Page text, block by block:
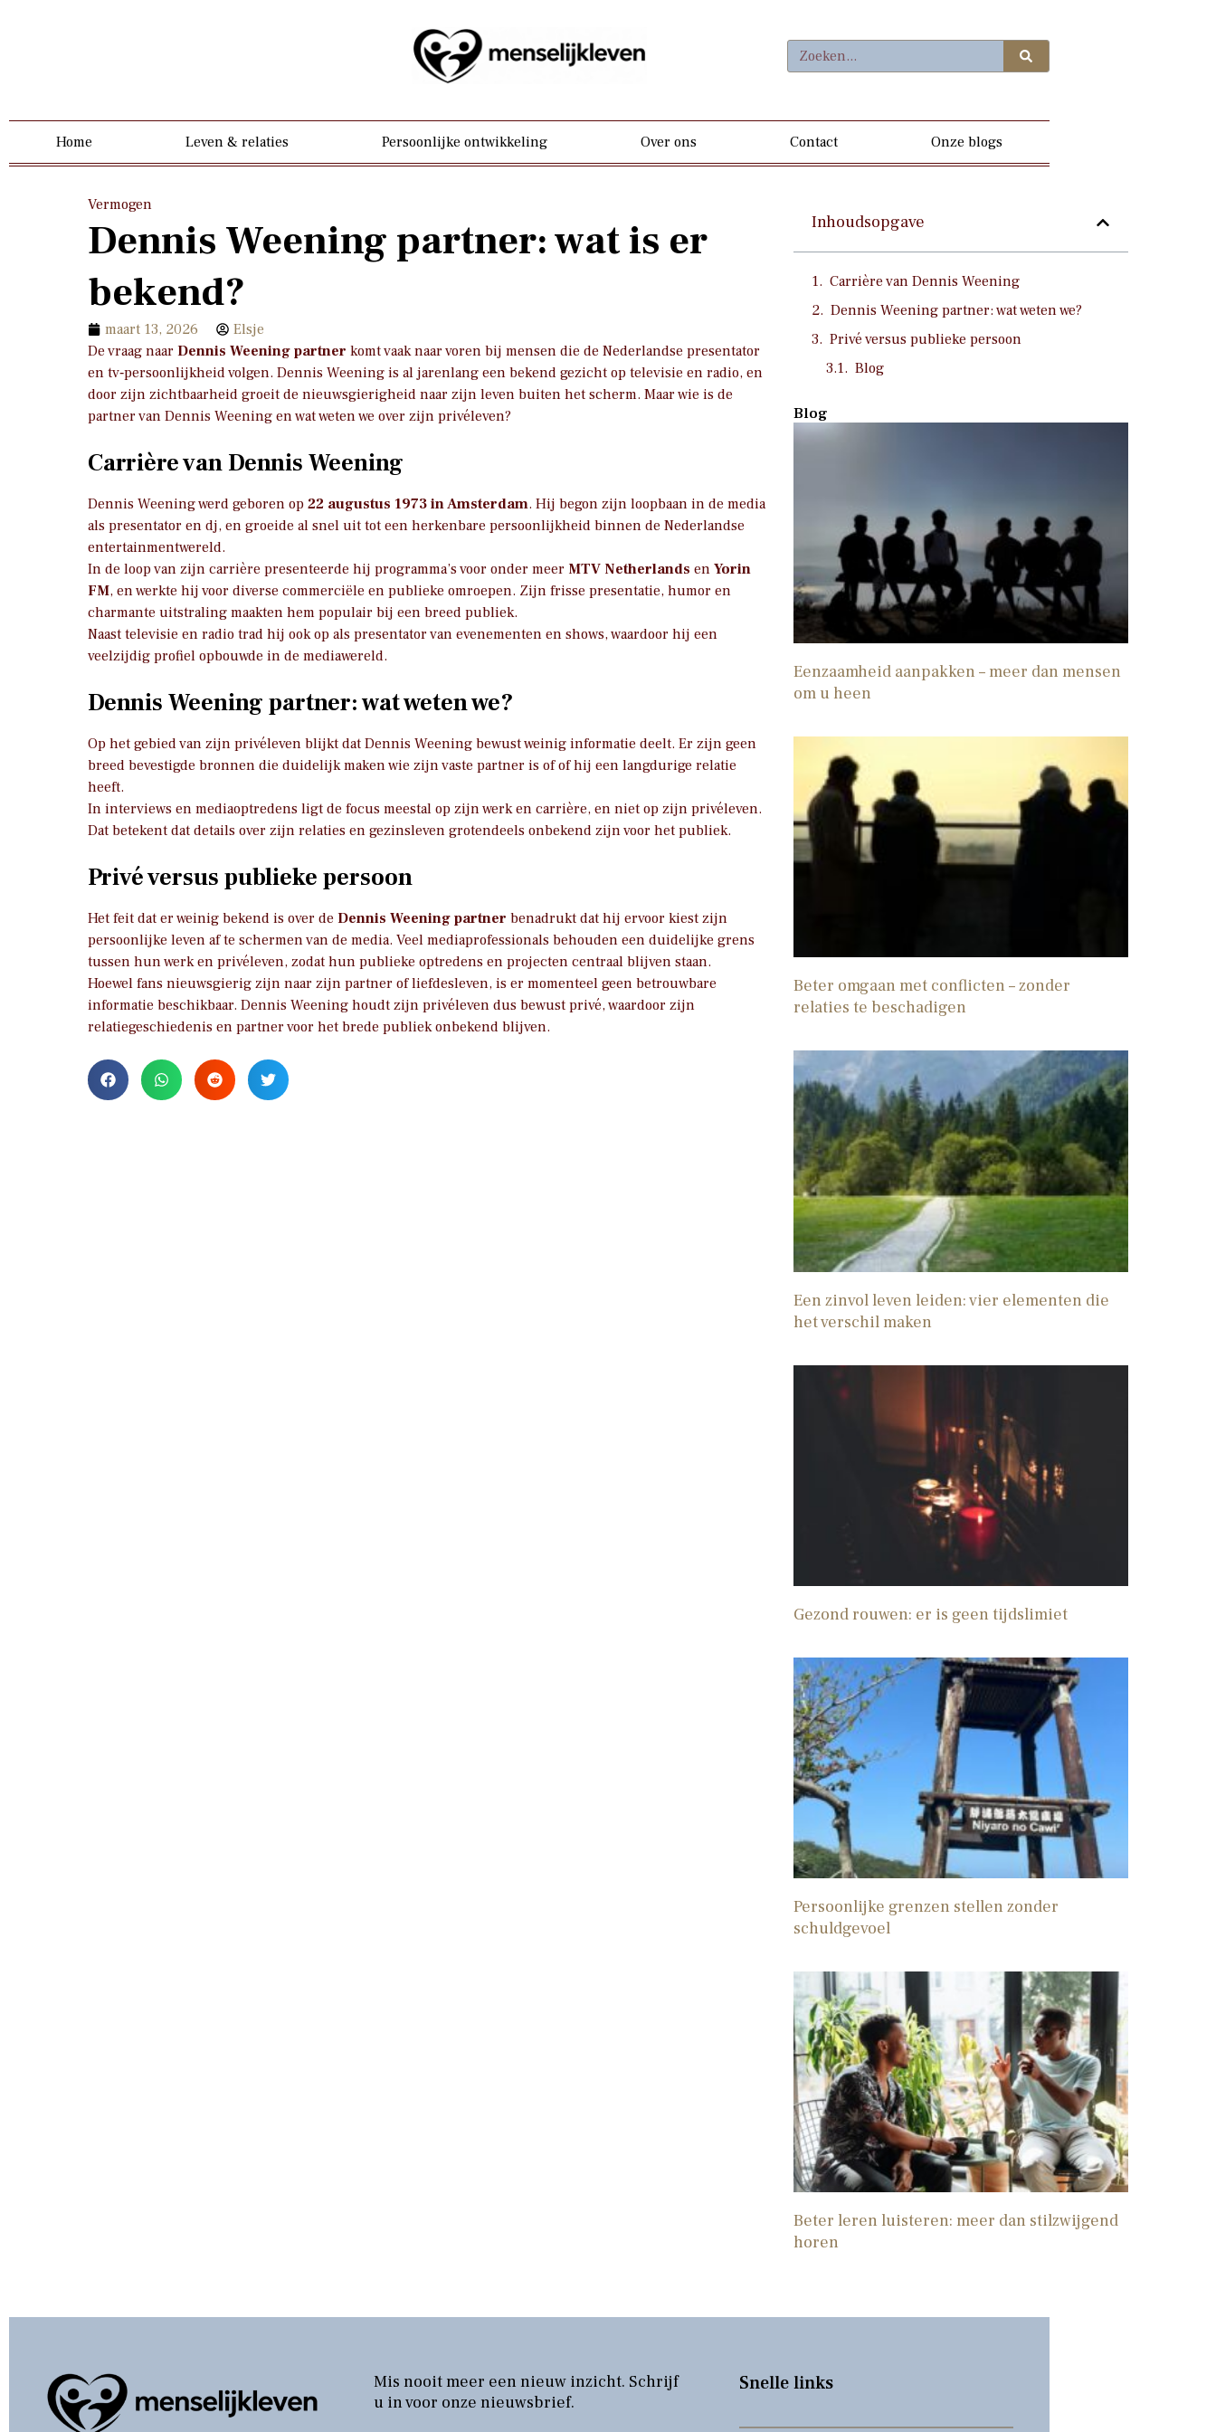
Home Leven & relaties Persoonlijke ontwikkeling Over ons Contact Onze blogs
Vermogen
Dennis Weening partner: wat is er
bekend?
maart 13, 2026
Elsje
De vraag naar Dennis Weening partner komt vaak naar voren bij mensen die de Nederlandse presentator
en tv‑persoonlijkheid volgen. Dennis Weening is al jarenlang een bekend gezicht op televisie en radio, en
door zijn zichtbaarheid groeit de nieuwsgierigheid naar zijn leven buiten het scherm. Maar wie is de
partner van Dennis Weening en wat weten we over zijn privéleven?
Carrière van Dennis Weening
Dennis Weening werd geboren op 22 augustus 1973 in Amsterdam. Hij begon zijn loopbaan in de media
als presentator en dj, en groeide al snel uit tot een herkenbare persoonlijkheid binnen de Nederlandse
entertainmentwereld.
In de loop van zijn carrière presenteerde hij programma’s voor onder meer MTV Netherlands en Yorin
FM, en werkte hij voor diverse commerciële en publieke omroepen. Zijn frisse presentatie, humor en
charmante uitstraling maakten hem populair bij een breed publiek.
Naast televisie en radio trad hij ook op als presentator van evenementen en shows, waardoor hij een
veelzijdig profiel opbouwde in de mediawereld.
Dennis Weening partner: wat weten we?
Op het gebied van zijn privéleven blijkt dat Dennis Weening bewust weinig informatie deelt. Er zijn geen
breed bevestigde bronnen die duidelijk maken wie zijn vaste partner is of of hij een langdurige relatie
heeft.
In interviews en mediaoptredens ligt de focus meestal op zijn werk en carrière, en niet op zijn privéleven.
Dat betekent dat details over zijn relaties en gezinsleven grotendeels onbekend zijn voor het publiek.
Privé versus publieke persoon
Het feit dat er weinig bekend is over de Dennis Weening partner benadrukt dat hij ervoor kiest zijn
persoonlijke leven af te schermen van de media. Veel mediaprofessionals behouden een duidelijke grens
tussen hun werk en privéleven, zodat hun publieke optredens en projecten centraal blijven staan.
Hoewel fans nieuwsgierig zijn naar zijn partner of liefdesleven, is er momenteel geen betrouwbare
informatie beschikbaar. Dennis Weening houdt zijn privéleven dus bewust privé, waardoor zijn
relatiegeschiedenis en partner voor het brede publiek onbekend blijven.
Inhoudsopgave
Carrière van Dennis Weening
Dennis Weening partner: wat weten we?
Privé versus publieke persoon
Blog
Blog
Eenzaamheid aanpakken – meer dan mensen
om u heen
Beter omgaan met conflicten – zonder
relaties te beschadigen
Een zinvol leven leiden: vier elementen die
het verschil maken
Gezond rouwen: er is geen tijdslimiet
Persoonlijke grenzen stellen zonder
schuldgevoel
Beter leren luisteren: meer dan stilzwijgend
horen
Mis nooit meer een nieuw inzicht. Schrijf
u in voor onze nieuwsbrief.
Snelle links